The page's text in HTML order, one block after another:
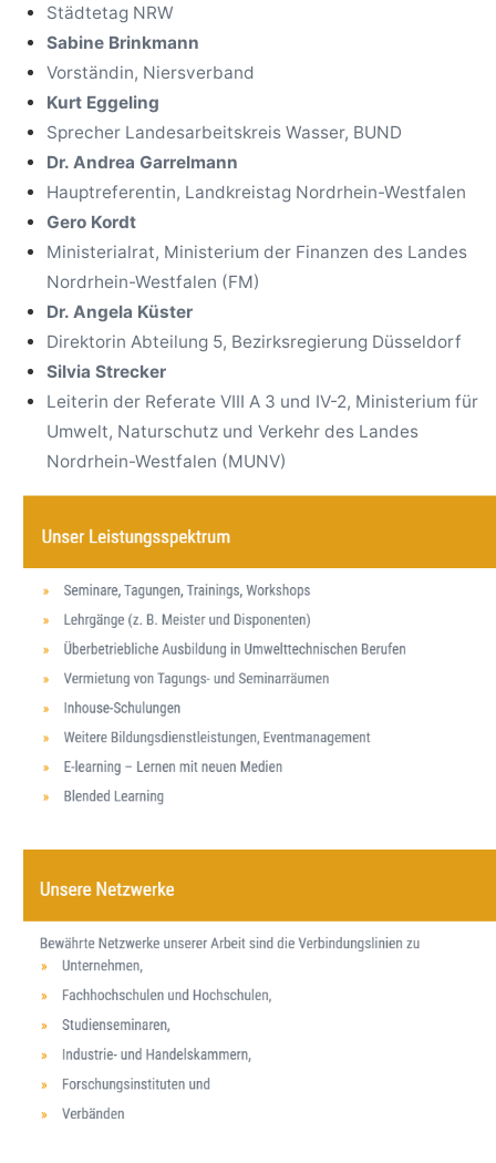
Städtetag NRW
Sabine Brinkmann
Vorständin, Niersverband
Kurt Eggeling
Sprecher Landesarbeitskreis Wasser, BUND
Dr. Andrea Garrelmann
Hauptreferentin, Landkreistag Nordrhein-Westfalen
Gero Kordt
Ministerialrat, Ministerium der Finanzen des Landes
Nordrhein-Westfalen (FM)
Dr. Angela Küster
Direktorin Abteilung 5, Bezirksregierung Düsseldorf
Silvia Strecker
Leiterin der Referate VIII A 3 und IV-2, Ministerium für
Umwelt, Naturschutz und Verkehr des Landes
Nordrhein-Westfalen (MUNV)